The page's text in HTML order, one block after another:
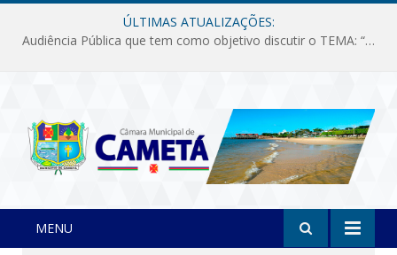
ÚLTIMAS ATUALIZAÇÕES:
Audiência Pública que tem como objetivo discutir o TEMA: “Fornecimento de Energia Elétrica em Debate: Tarifas, Qualidade e Atendimento dos Serviços”
MENU